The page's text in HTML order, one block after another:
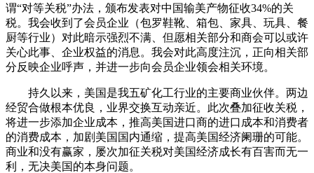
谓“对等关税”办法，颁布发表对中国输美产物征收34%的关
税。我会收到了会员企业（包罗鞋靴、箱包、家具、玩具、餐
厨等行业）对此暗示强烈不满、但愿相关部分和商会可以或许
关心此事、企业权益的消息。我会对此高度注沉，正向相关部
分反映企业呼声，并进一步向会员企业领会相关环境。
持久以来，美国是我五矿化工行业的主要商业伙伴。两边
经贸合做根本优良，业界交换互动亲近。此次叠加征收关税，
将进一步添加企业成本，推高美国进口商的进口成本和消费者
的消费成本，加剧美国国内通缩，提高美国经济阑珊的可能。
商业和没有赢家，屡次加征关税对美国经济成长有百害而无一
利，无决美国的本身问题。